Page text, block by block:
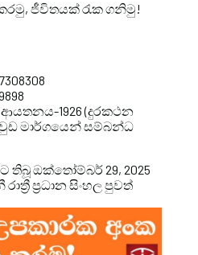
ජීවිතයක් රැක ගනිමු!
1926 (දුරකථන
මාර්ගයෙන් සම්බන්ධ
තිබූ ඔක්තෝම්බර් 29, 2025
ප්‍රධාන සිංහල පුවත්